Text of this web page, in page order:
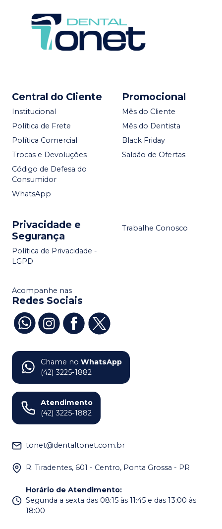
Central do Cliente
Institucional
Política de Frete
Política Comercial
Trocas e Devoluções
Código de Defesa do
Consumidor
WhatsApp
Promocional
Mês do Cliente
Mês do Dentista
Black Friday
Saldão de Ofertas
Privacidade e
Segurança
Política de Privacidade -
LGPD
Trabalhe Conosco
Acompanhe nas
Redes Sociais
Chame no WhatsApp
(42) 3225-1882
Atendimento
(42) 3225-1882
tonet@dentaltonet.com.br
R. Tiradentes, 601 - Centro, Ponta Grossa - PR
Horário de Atendimento:
Segunda a sexta das 08:15 às 11:45 e das 13:00 às
18:00